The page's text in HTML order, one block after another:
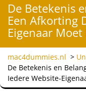
De Betekenis
Een Afkorting
Eigenaar Moet
mac4dummies.nl >
De Betekenis en
Iedere Website-